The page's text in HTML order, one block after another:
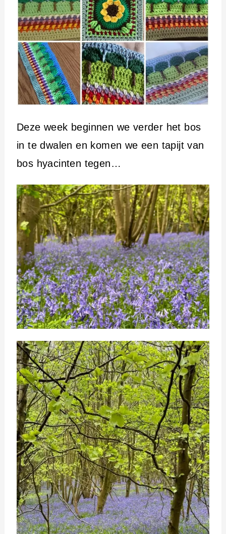
Deze week beginnen we verder het bos
in te dwalen en komen we een tapijt van
bos hyacinten tegen…